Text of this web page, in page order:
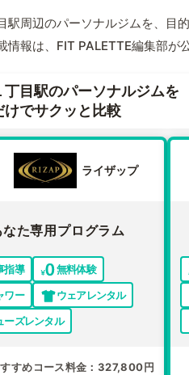
駅周辺のパーソナルジムを、目
情報は、FIT PALETTE編集部が
丁目駅のパーソナルジムを
けでサクッと比較
ライザップ
なた専用プログラム
指導
無料体験
ワー
ウェアレンタル
ーズレンタル
すめコース料金 327,800円